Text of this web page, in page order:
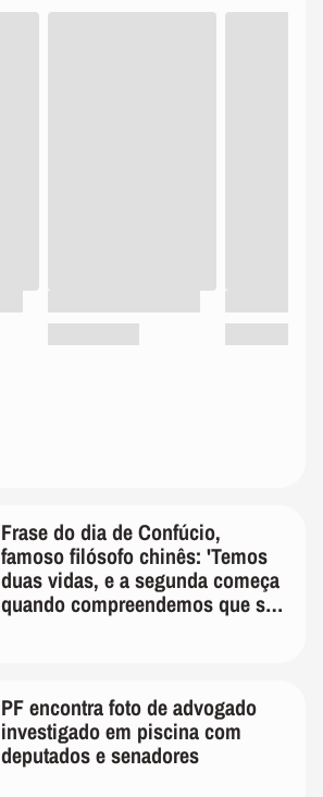
Frase do dia de Confúcio,
famoso filósofo chinês: 'Temos
duas vidas, e a segunda começa
quando compreendemos que só
PF encontra foto de advogado
investigado em piscina com
deputados e senadores